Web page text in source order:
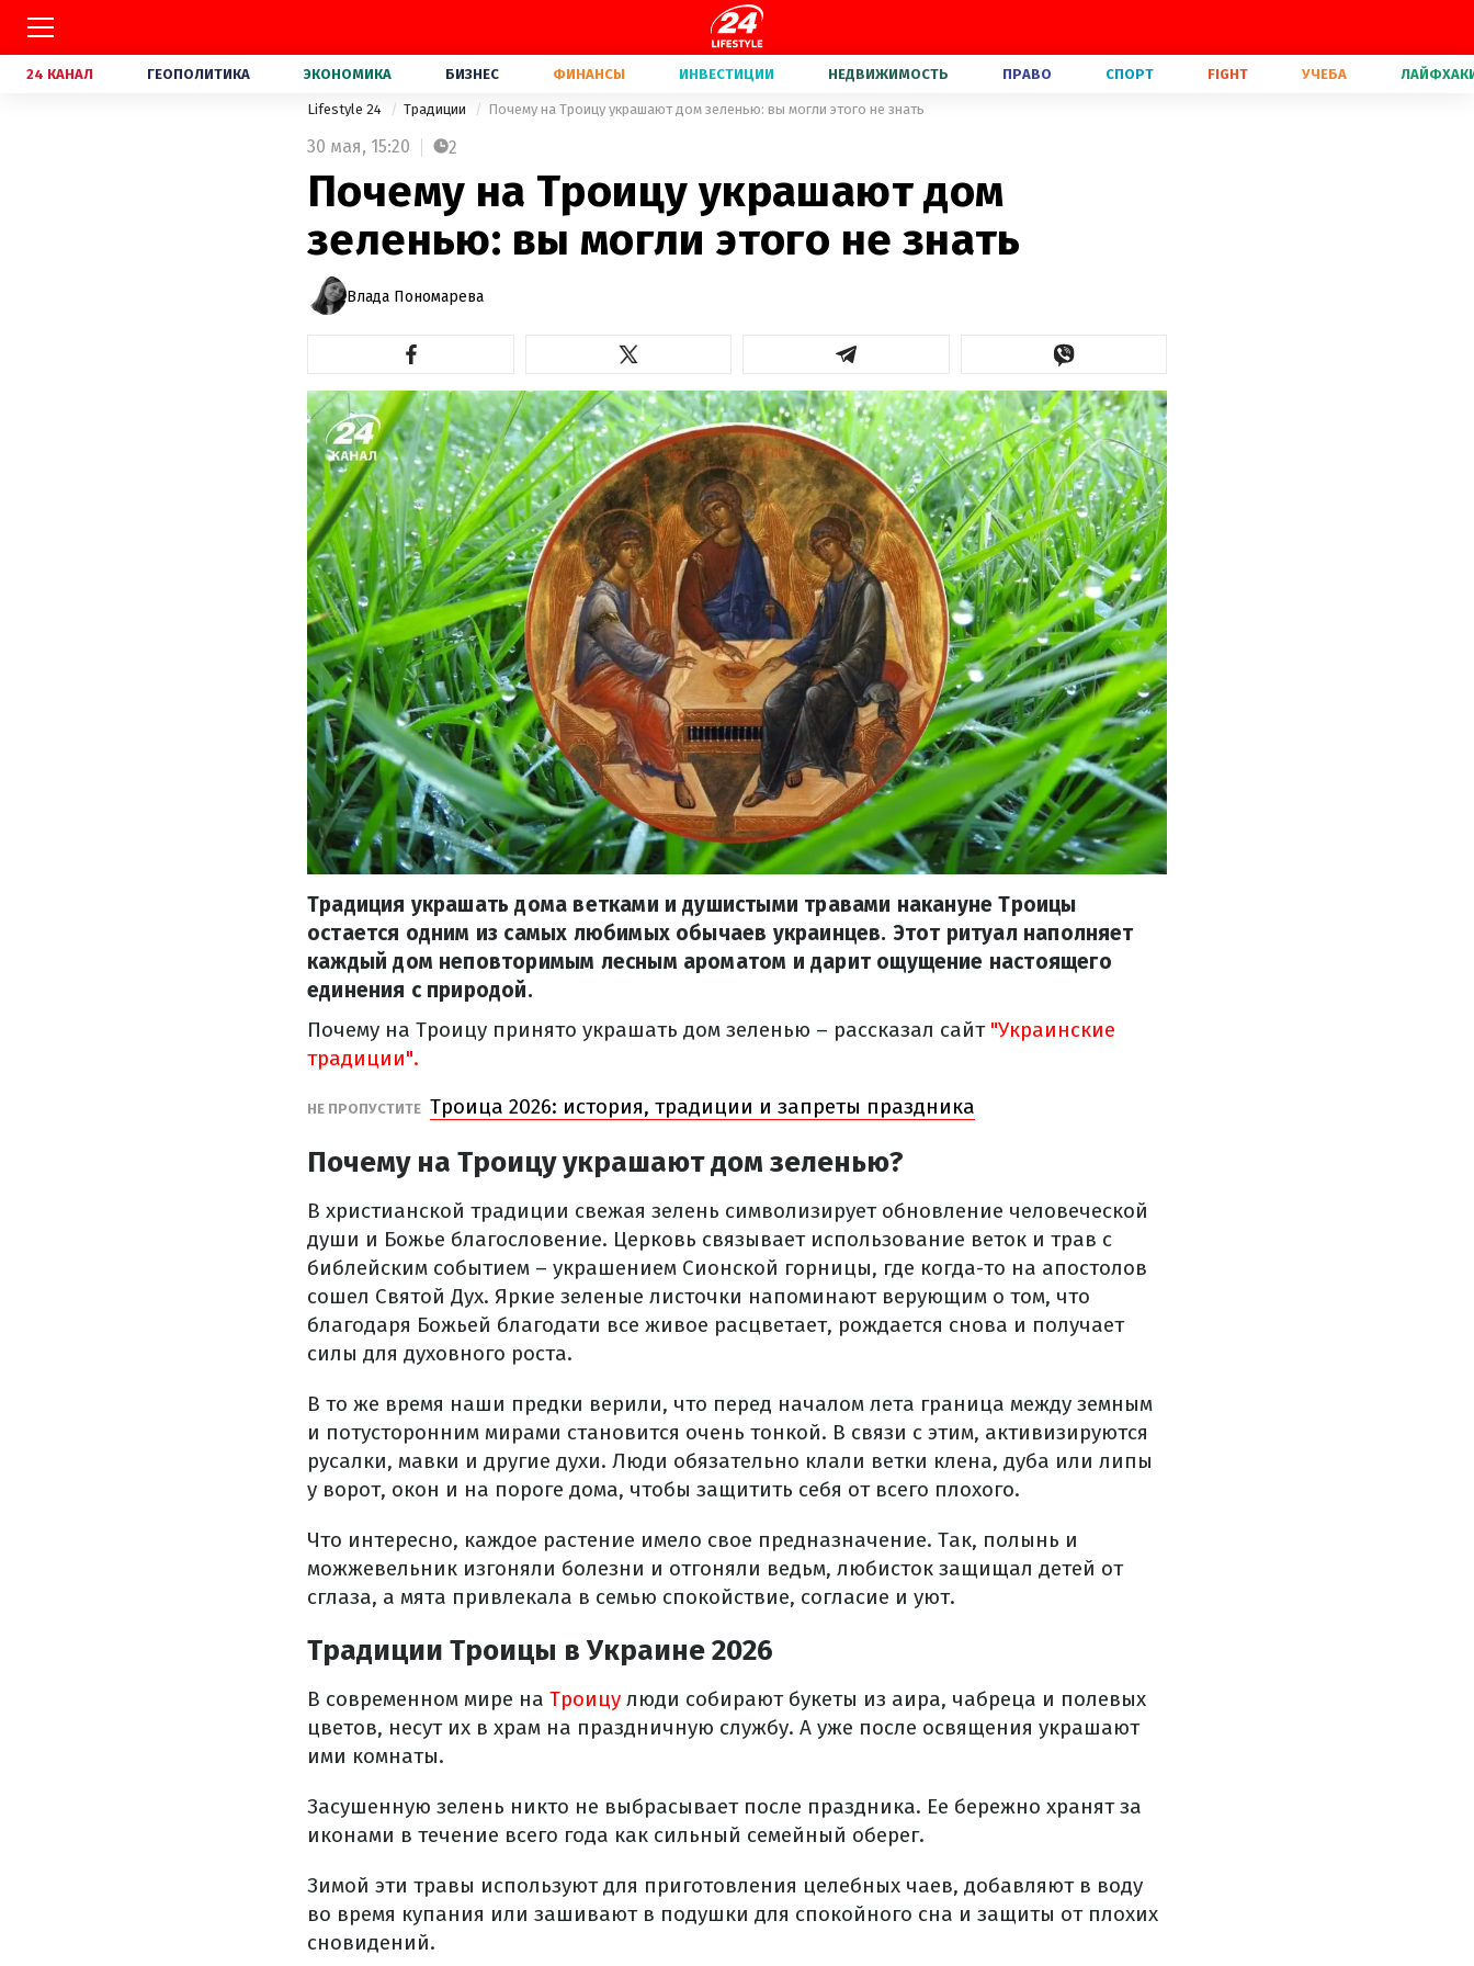
24 КАНАЛ ГЕОПОЛИТИКА ЭКОНОМИКА БИЗНЕС ФИНАНСЫ ИНВЕСТИЦИИ НЕДВИЖИМОСТЬ ПРАВО СПОРТ FIGHT УЧЕБА
Lifestyle 24 Традиции Почему на Троицу украшают дом зеленью: вы могли этого не знать
30 мая, 15:20 2
Почему на Троицу украшают дом
зеленью: вы могли этого не знать
Влада Пономарева
Традиция украшать дома ветками и душистыми травами накануне Троицы
остается одним из самых любимых обычаев украинцев. Этот ритуал наполняет
каждый дом неповторимым лесным ароматом и дарит ощущение настоящего
единения с природой.
Почему на Троицу принято украшать дом зеленью – рассказал сайт"Украинские
традиции".
НЕ ПРОПУСТИТЕ Троица 2026: история, традиции и запреты праздника
Почему на Троицу украшают дом зеленью?
В христианской традиции свежая зелень символизирует обновление человеческой
души и Божье благословение. Церковь связывает использование веток и трав с
библейским событием – украшением Сионской горницы, где когда-то на апостолов
сошел Святой Дух. Яркие зеленые листочки напоминают верующим о том, что
благодаря Божьей благодати все живое расцветает, рождается снова и получает
силы для духовного роста.
В то же время наши предки верили, что перед началом лета граница между земным
и потусторонним мирами становится очень тонкой. В связи с этим, активизируются
русалки, мавки и другие духи. Люди обязательно клали ветки клена, дуба или липы
у ворот, окон и на пороге дома, чтобы защитить себя от всего плохого.
Что интересно, каждое растение имело свое предназначение. Так, полынь и
можжевельник изгоняли болезни и отгоняли ведьм, любисток защищал детей от
сглаза, а мята привлекала в семью спокойствие, согласие и уют.
Традиции Троицы в Украине 2026
В современном мире на Троицу люди собирают букеты из аира, чабреца и полевых
цветов, несут их в храм на праздничную службу. А уже после освящения украшают
ими комнаты.
Засушенную зелень никто не выбрасывает после праздника. Ее бережно хранят за
иконами в течение всего года как сильный семейный оберег.
Зимой эти травы используют для приготовления целебных чаев, добавляют в воду
во время купания или зашивают в подушки для спокойного сна и защиты от плохих
сновидений.